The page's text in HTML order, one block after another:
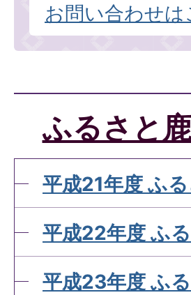
お問い合わせは
ふるさと
平成21年度 ふ
平成22年度 ふ
平成23年度 ふ